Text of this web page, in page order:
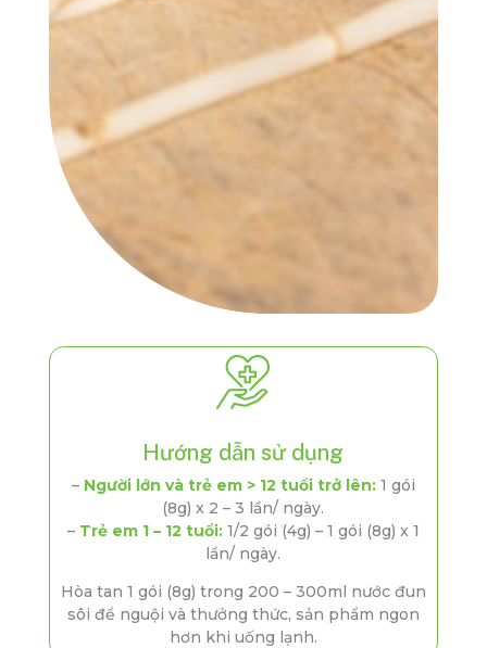
Hướng dẫn sử dụng
– Người lớn và trẻ em > 12 tuổi trở lên: 1 gói
(8g) x 2 – 3 lần/ ngày.
– Trẻ em 1 – 12 tuổi: 1/2 gói (4g) – 1 gói (8g) x 1
lần/ ngày.
Hòa tan 1 gói (8g) trong 200 – 300ml nước đun
sôi để nguội và thưởng thức, sản phẩm ngon
hơn khi uống lạnh.